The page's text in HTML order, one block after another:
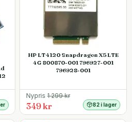
HP LT4120 Snapdragon X5 LTE
4G 800870-001 796927-001
796928-001
Nypris 1 299kr
349 kr 82 i lager